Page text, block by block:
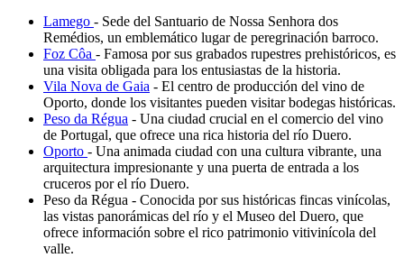
Lamego - Sede del Santuario de Nossa Senhora dos
Remédios, un emblemático lugar de peregrinación barroco.
Foz Côa - Famosa por sus grabados rupestres prehistóricos, es
una visita obligada para los entusiastas de la historia.
Vila Nova de Gaia - El centro de producción del vino de
Oporto, donde los visitantes pueden visitar bodegas históricas.
Peso da Régua - Una ciudad crucial en el comercio del vino
de Portugal, que ofrece una rica historia del río Duero.
Oporto - Una animada ciudad con una cultura vibrante, una
arquitectura impresionante y una puerta de entrada a los
cruceros por el río Duero.
Peso da Régua - Conocida por sus históricas fincas vinícolas,
las vistas panorámicas del río y el Museo del Duero, que
ofrece información sobre el rico patrimonio vitivinícola del
valle.